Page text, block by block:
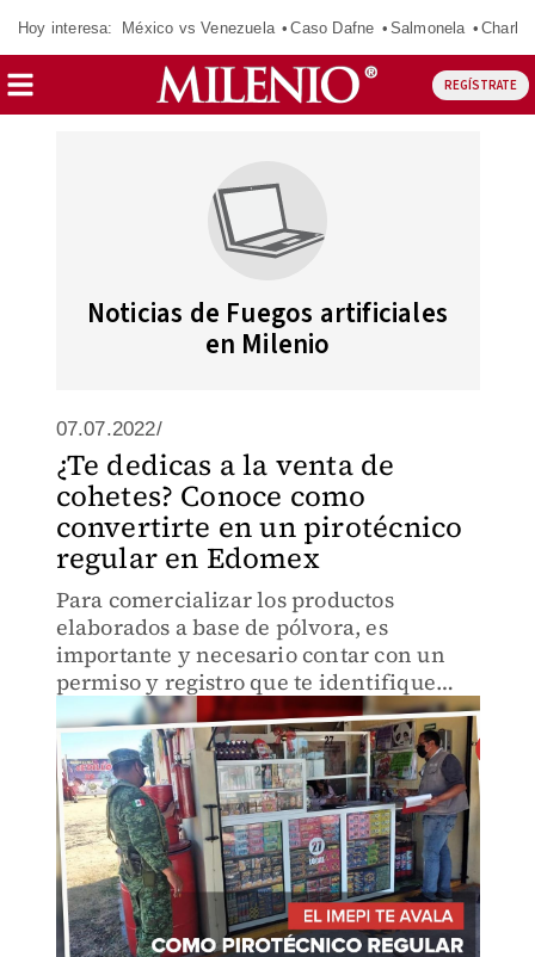
Hoy interesa: México vs Venezuela Caso Dafne Salmonela
REGÍSTRATE
Noticias de Fuegos artificiales
en Milenio
07.07.2022/
¿Te dedicas a la venta de
cohetes? Conoce como
convertirte en un pirotécnico
regular en Edomex
Para comercializar los productos
elaborados a base de pólvora, es
importante y necesario contar con un
permiso y registro que te identifique
como mercader de fuegos artificiales.